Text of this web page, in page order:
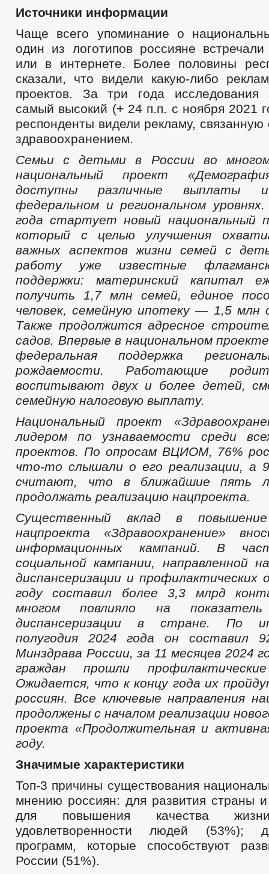
Источники информации
Чаще всего упоминание о
один из логотипов россияне
или в интернете. Более половины
сказали, что видели какую-либо
проектов. За три года исследования
самый высокий (+ 24 п.п. с ноября 2021
респонденты видели рекламу,
здравоохранением.
Семьи с детьми в России во
национальный проект
доступны различные
федеральном и региональном
года стартует новый национальный
который с целью улучшения
важных аспектов жизни семей с
работу уже известные
поддержки: материнский капитал
получить 1,7 млн семей, единое
человек, семейную ипотеку — 1,5 млн
Также продолжится адресное
садов. Впервые в национальном
федеральная поддержка
рождаемости. Работающие
воспитывают двух и более детей,
семейную налоговую выплату.
Национальный проект
лидером по узнаваемости среди
проектов. По опросам ВЦИОМ, 76%
что-то слышали о его реализации, а
считают, что в ближайшие пять
продолжать реализацию нацпроекта.
Существенный вклад в повышение
нацпроекта «Здравоохранение»
информационных кампаний. В
социальной кампании, направленной
диспансеризации и профилактических
году составил более 3,3 млрд
многом повлияло на показатель
диспансеризации в стране. По
полугодия 2024 года он составил
Минздрава России, за 11 месяцев 2024
граждан прошли
Ожидается, что к концу года их
россиян. Все ключевые направления
продолжены с началом реализации
проекта «Продолжительная и
году.
Значимые характеристики
Топ-3 причины существования
мнению россиян: для развития страны
для повышения качества
удовлетворенности людей (53%);
программ, которые способствуют
России (51%).